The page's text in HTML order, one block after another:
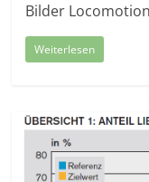
Bilder
Weiterlesen